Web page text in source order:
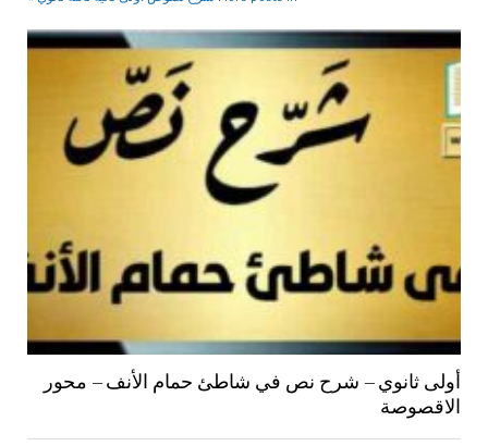
أولى ثانوي – شرح نص في شاطئ حمام الأنف – محور
الاقصوصة